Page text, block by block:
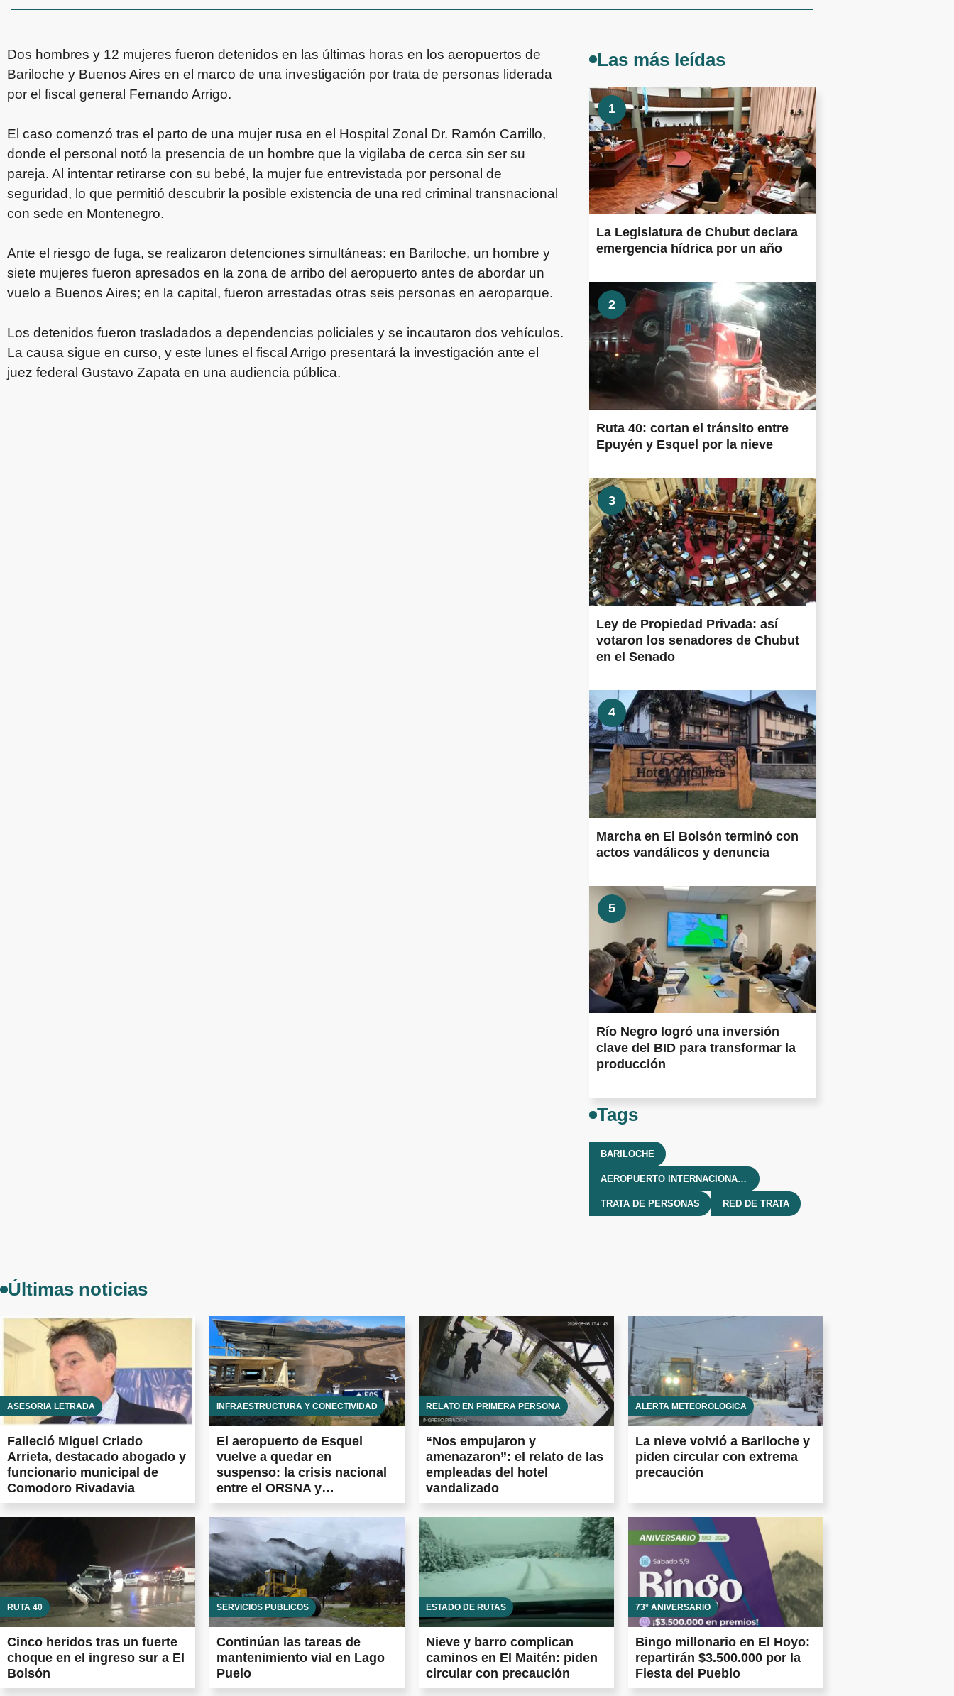
Dos hombres y 12 mujeres fueron detenidos en las últimas horas en los aeropuertos de
Bariloche y Buenos Aires en el marco de una investigación por trata de personas liderada
por el fiscal general Fernando Arrigo.
El caso comenzó tras el parto de una mujer rusa en el Hospital Zonal Dr. Ramón Carrillo,
donde el personal notó la presencia de un hombre que la vigilaba de cerca sin ser su
pareja. Al intentar retirarse con su bebé, la mujer fue entrevistada por personal de
seguridad, lo que permitió descubrir la posible existencia de una red criminal transnacional
con sede en Montenegro.
Ante el riesgo de fuga, se realizaron detenciones simultáneas: en Bariloche, un hombre y
siete mujeres fueron apresados en la zona de arribo del aeropuerto antes de abordar un
vuelo a Buenos Aires; en la capital, fueron arrestadas otras seis personas en aeroparque.
Los detenidos fueron trasladados a dependencias policiales y se incautaron dos vehículos.
La causa sigue en curso, y este lunes el fiscal Arrigo presentará la investigación ante el
juez federal Gustavo Zapata en una audiencia pública.
Las más leídas
1
La Legislatura de Chubut declara
emergencia hídrica por un año
2
Ruta 40: cortan el tránsito entre
Epuyén y Esquel por la nieve
3
Ley de Propiedad Privada: así
votaron los senadores de Chubut
en el Senado
4
Marcha en El Bolsón terminó con
actos vandálicos y denuncia
5
Río Negro logró una inversión
clave del BID para transformar la
producción
Tags
BARILOCHE
AEROPUERTO INTERNACIONAL TENIENTE CANDELARIA
TRATA DE PERSONAS RED DE TRATA
Últimas noticias
ASESORÍA LETRADA
Falleció Miguel Criado
Arrieta, destacado abogado y
funcionario municipal de
Comodoro Rivadavia
INFRAESTRUCTURA Y CONECTIVIDAD
El aeropuerto de Esquel
vuelve a quedar en
suspenso: la crisis nacional
entre el ORSNA y
Aeropuertos Argentina frena
las obras prometidas en todo
el país
RELATO EN PRIMERA PERSONA
“Nos empujaron y
amenazaron”: el relato de las
empleadas del hotel
vandalizado
ALERTA METEOROLÓGICA
La nieve volvió a Bariloche y
piden circular con extrema
precaución
RUTA 40
Cinco heridos tras un fuerte
choque en el ingreso sur a El
Bolsón
SERVICIOS PÚBLICOS
Continúan las tareas de
mantenimiento vial en Lago
Puelo
ESTADO DE RUTAS
Nieve y barro complican
caminos en El Maitén: piden
circular con precaución
73° ANIVERSARIO
Bingo millonario en El Hoyo:
repartirán $3.500.000 por la
Fiesta del Pueblo